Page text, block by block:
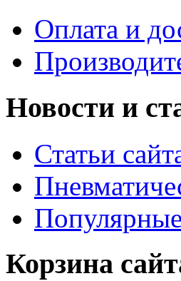
Оплата и
Новости и
Статьи
Корзина